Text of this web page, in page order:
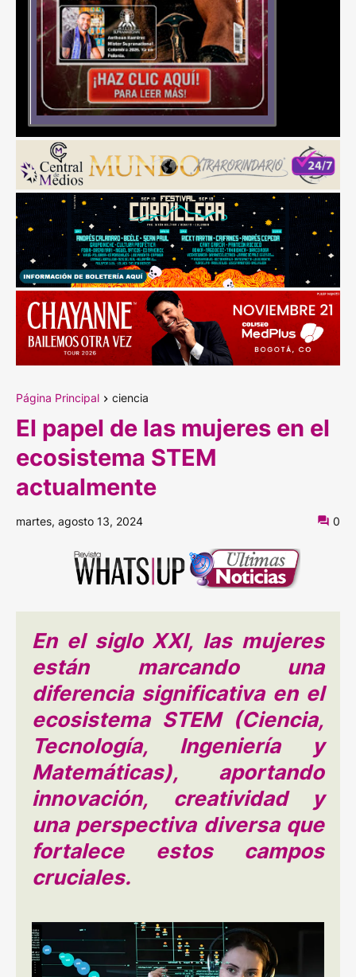
Página Principal ciencia
El papel de las mujeres en el
ecosistema STEM
actualmente
martes, agosto 13, 2024 0
En el siglo XXI, las mujeres
están marcando una
diferencia significativa en el
ecosistema STEM (Ciencia,
Tecnología, Ingeniería y
Matemáticas), aportando
innovación, creatividad y
una perspectiva diversa que
fortalece estos campos
cruciales.